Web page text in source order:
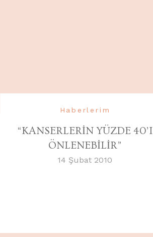
Haberlerim
“KANSERLERİN YÜZDE 40’I
ÖNLENEBİLİR”
14 Şubat 2010